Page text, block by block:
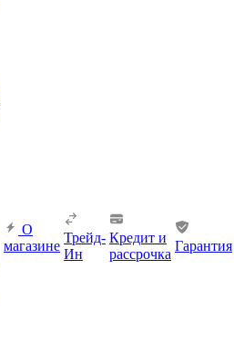
О
магазине
Трейд-
Ин
Кредит и
рассрочка
Гарантия